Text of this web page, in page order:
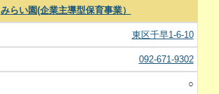
みらい園(企業主導型保育事業）
東区千早1-6-10
092-671-9302
○